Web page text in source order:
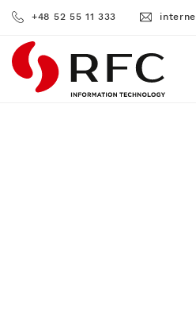
+48 52 55 11 333
RFC